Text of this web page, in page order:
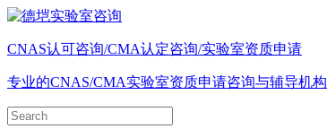
CNAS认可咨询/CMA认定咨询/实验室资质申请
专业的CNAS/CMA实验室资质申请咨询与辅导机构